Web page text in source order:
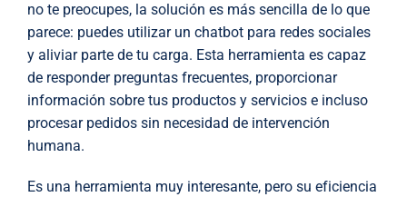
no te preocupes, la solución es más sencilla de lo que
parece: puedes utilizar un chatbot para redes sociales
y aliviar parte de tu carga. Esta herramienta es capaz
de responder preguntas frecuentes, proporcionar
información sobre tus productos y servicios e incluso
procesar pedidos sin necesidad de intervención
humana.
Es una herramienta muy interesante, pero su eficiencia